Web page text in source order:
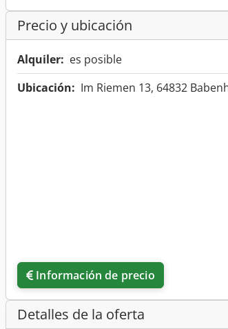
Precio y ubicación
Alquiler: es posible
Ubicación: Im Riemen 13, 64832
Información de precio
Detalles de la oferta